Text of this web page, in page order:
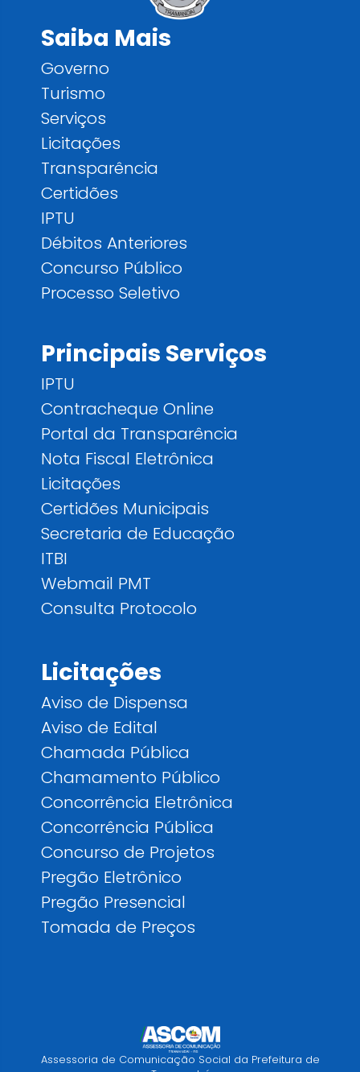
Saiba Mais
Governo
Turismo
Serviços
Licitações
Transparência
Certidões
IPTU
Débitos Anteriores
Concurso Público
Processo Seletivo
Principais Serviços
IPTU
Contracheque Online
Portal da Transparência
Nota Fiscal Eletrônica
Licitações
Certidões Municipais
Secretaria de Educação
ITBI
Webmail PMT
Consulta Protocolo
Licitações
Aviso de Dispensa
Aviso de Edital
Chamada Pública
Chamamento Público
Concorrência Eletrônica
Concorrência Pública
Concurso de Projetos
Pregão Eletrônico
Pregão Presencial
Tomada de Preços
Assessoria de Comunicação Social da Prefeitura de